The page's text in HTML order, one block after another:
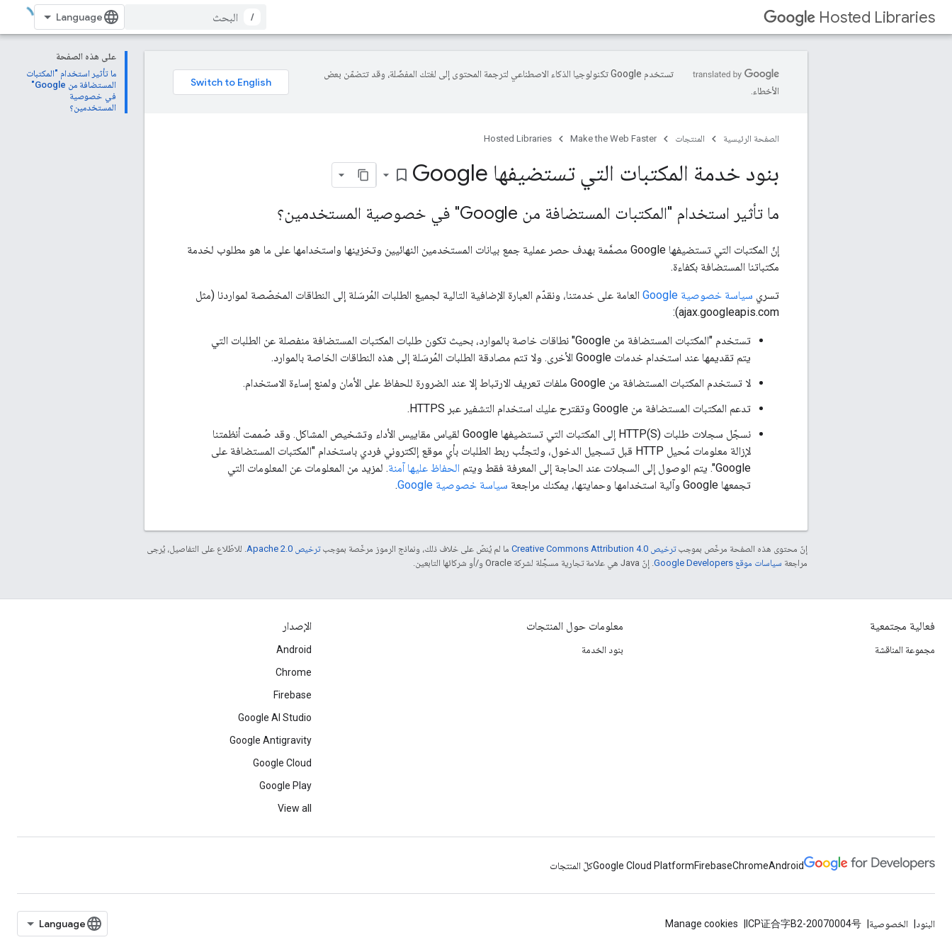
Hosted Libraries
/
على هذه الصفحة
ما تأثير استخدام "المكتبات
المستضافة من Google"
في خصوصية
المستخدمين؟
تستخدم Google تكنولوجيا الذكاء الاصطناعي لترجمة المحتوى إلى لغتك المفضّلة، وقد تتضمّن بعض
الأخطاء.
الصفحة الرئيسية المنتجات Make the Web Faster
Hosted Libraries
بنود خدمة المكتبات التي تستضيفها Google bookmark_border
ما تأثير استخدام "المكتبات المستضافة من Google" في خصوصية المستخدمين؟
إنّ المكتبات التي تستضيفها Google مصمَّمة بهدف حصر عملية جمع بيانات المستخدمين النهائيين وتخزينها واستخدامها على ما هو مطلوب لخدمة
مكتباتنا المستضافة بكفاءة.
تسري سياسة خصوصية Google
العامة على خدمتنا، ونقدّم العبارة الإضافية التالية لجميع الطلبات المُرسَلة إلى النطاقات المخصّصة لمواردنا (مثل
ajax.googleapis.com):
تستخدم "المكتبات المستضافة من Google" نطاقات خاصة بالموارد، بحيث تكون طلبات المكتبات المستضافة منفصلة عن الطلبات التي
يتم تقديمها عند استخدام خدمات Google الأخرى. ولا تتم مصادقة الطلبات المُرسَلة إلى هذه النطاقات الخاصة بالموارد.
لا تستخدم المكتبات المستضافة من Google ملفات تعريف الارتباط إلا عند الضرورة للحفاظ على الأمان ولمنع إساءة الاستخدام.
تدعم المكتبات المستضافة من Google وتقترح عليك استخدام التشفير عبر HTTPS.
نسجّل سجلات طلبات HTTP(S) إلى المكتبات التي تستضيفها Google لقياس مقاييس الأداء وتشخيص المشاكل. وقد صُممت أنظمتنا
لإزالة معلومات مُحيل HTTP قبل تسجيل الدخول، ولتجنُّب ربط الطلبات بأي موقع إلكتروني فردي باستخدام "المكتبات المستضافة على
Google". يتم الوصول إلى السجلات عند الحاجة إلى المعرفة فقط ويتم
الحفاظ عليها آمنة. لمزيد من المعلومات عن المعلومات التي
تجمعها Google وآلية استخدامها وحمايتها، يمكنك مراجعة
سياسة خصوصية Google .
إنّ محتوى هذه الصفحة مرخّص بموجبترخيص Creative Commons Attribution 4.0‏ ما لم يُنصّ على خلاف ذلك، ونماذج الرموز مرخّصة بموجبترخيص Apache 2.0‏
. للاطّلاع على التفاصيل، يُرجى
مراجعة سياسات موقع Google Developers‏ . إنّ Java هي علامة تجارية مسجَّلة لشركة Oracle و/أو شركائها التابعين.
فعالية مجتمعية
مجموعة المناقشة
معلومات حول المنتجات
بنود الخدمة
الإصدار
Android
Chrome
Firebase
Google AI Studio
Google Antigravity
Google Cloud
Google Play
View all
Android
Chrome
Firebase
Google Cloud Platformكلّ المنتجات
البنود الخصوصية ICP证合字B2-20070004号
Manage cookies